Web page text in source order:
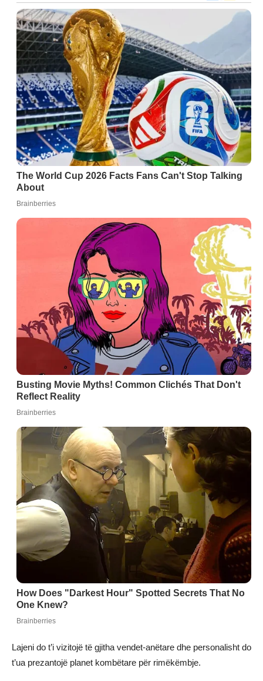
Lajeni do t’i vizitojë të gjitha vendet-anëtare dhe personalisht do
t’ua prezantojë planet kombëtare për rimëkëmbje.